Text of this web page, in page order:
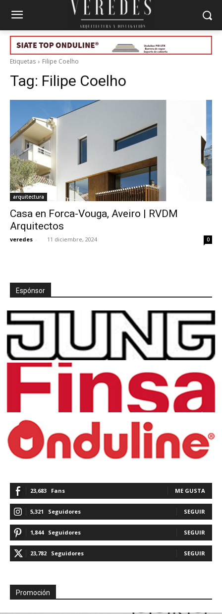
Etiquetas Filipe Coelho
Tag: Filipe Coelho
arquitectura
Casa en Forca-Vouga, Aveiro | RVDM
Arquitectos
veredes - 11 diciembre, 2024 0
Espónsor
23,683 Fans ME GUSTA
5,321 Seguidores SEGUIR
1,844 Seguidores SEGUIR
23,782 Seguidores SEGUIR
Promoción